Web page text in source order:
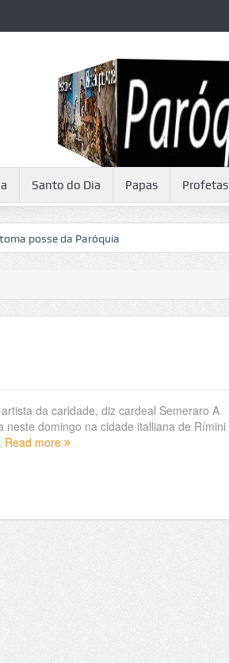
Santo do Dia Papas Profetas
da Paróquia
da caridade, diz cardeal Semeraro A
neste domingo na cidade italliana de Rímini
Read more